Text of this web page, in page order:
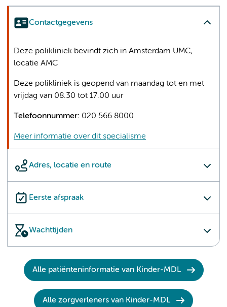
Contactgegevens
Adres, locatie en route
Eerste afspraak
Wachttijden
Deze polikliniek bevindt zich in Amsterdam UMC,
locatie AMC
Deze polikliniek is geopend van maandag tot en met
vrijdag van 08.30 tot 17.00 uur
Telefoonnummer: 020 566 8000
Meer informatie over dit specialisme
Alle patiënteninformatie van Kinder-MDL
Alle zorgverleners van Kinder-MDL